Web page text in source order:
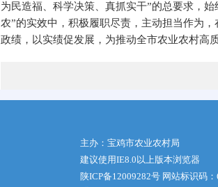
为民造福、科学决策、真抓实干”的总要求，
农”的实效中，积极履职尽责，主动担当作为
政绩，以实绩促发展，为推动全市农业农村高
主办：宝鸡市农业农村局
建议使用IE8.0以上版本浏览器
陕ICP备12009282号 网站标识码